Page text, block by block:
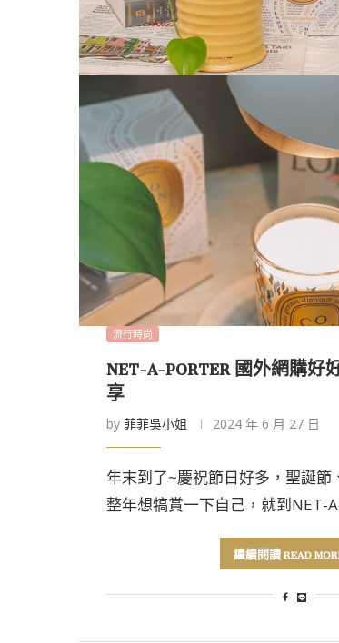
流行時尚
NET-A-PORTER 國外網購
享
by 菲菲吳小姐 2024 年 6 月 27 日
年末到了~慶祝節日好多，聖誕節
整年想犒賞一下自己，就到NET-
繼續閱讀 READ